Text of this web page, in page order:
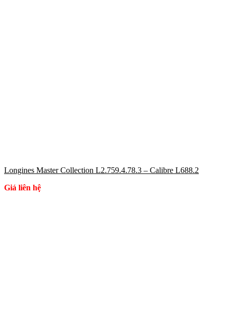
Longines Master Collection L2.759.4.78.3 – Calibre L688.2
Giá liên hệ